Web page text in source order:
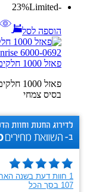
-23%
Limited
הוספה לסל
פאזל 1000 חלקים – זריחה בחורף
פאזל
בסיס צמחי